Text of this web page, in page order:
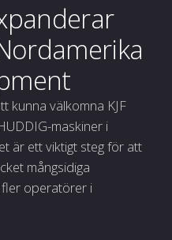
kunna välkomna KJF
maskiner i
är ett viktigt steg för att
mångsidiga
fler operatörer i